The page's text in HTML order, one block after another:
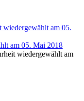
am 05.
am 05. Mai 2018
wiedergewählt am